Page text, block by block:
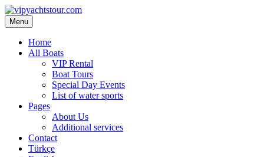
Menu
Home
All Boats
VIP Rental
Boat Tours
Special Day Events
List of water sports
Pages
About Us
Additional services
Contact
Türkçe